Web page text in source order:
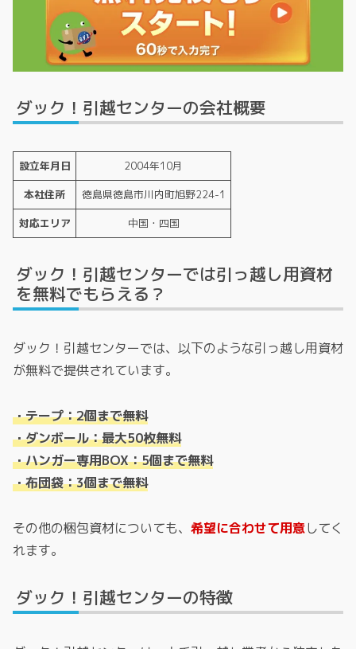
ダック！引越センターの会社概要
設立年月日
2004年10月
本社住所
徳島県徳島市川内町旭野224-1
対応エリア
中国・四国
ダック！引越センターでは引っ越し用資材
を無料でもらえる？
ダック！引越センターでは、以下のような引っ越し用資材
が無料で提供されています。
・テープ：2個まで無料
・ダンボール：最大50枚無料
・ハンガー専用BOX：5個まで無料
・布団袋：3個まで無料
その他の梱包資材についても、 希望に合わせて用意してく
れます。
ダック！引越センターの特徴